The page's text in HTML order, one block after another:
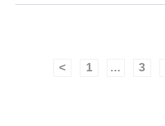
< 1 ... 3